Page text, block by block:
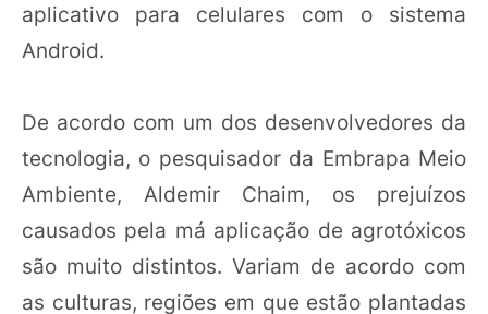
aplicativo para celulares com o sistema
Android.
De acordo com um dos desenvolvedores da
tecnologia, o pesquisador da Embrapa Meio
Ambiente, Aldemir Chaim, os prejuízos
causados pela má aplicação de agrotóxicos
são muito distintos. Variam de acordo com
as culturas, regiões em que estão plantadas